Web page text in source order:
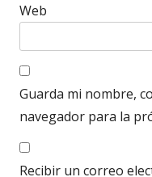
Web
Guarda mi nombre,
navegador para la
Recibir un correo